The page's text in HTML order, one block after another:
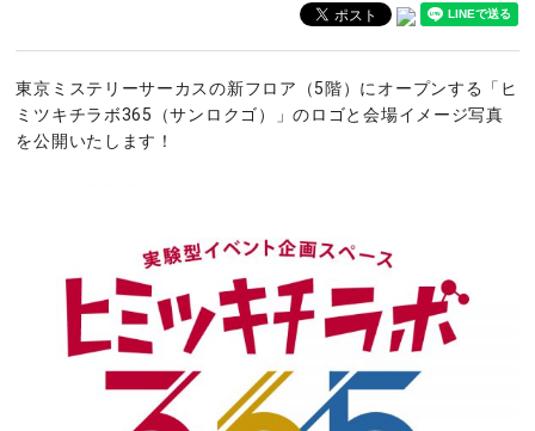
東京ミステリーサーカスの新フロア（5階）にオープンする「ヒ
ミツキチラボ365（サンロクゴ）」のロゴと会場イメージ写真
を公開いたします！